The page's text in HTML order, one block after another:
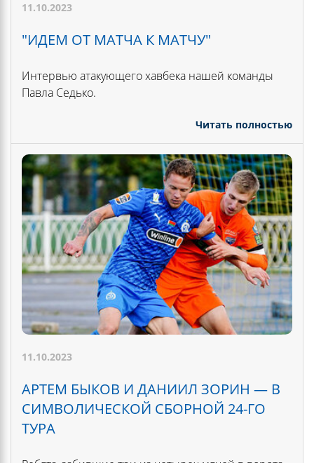
11.10.2023
"ИДЕМ ОТ МАТЧА К МАТЧУ"
Интервью атакующего хавбека нашей команды
Павла Седько.
Читать полностью
11.10.2023
АРТЕМ БЫКОВ И ДАНИИЛ ЗОРИН — В
СИМВОЛИЧЕСКОЙ СБОРНОЙ 24-ГО
ТУРА